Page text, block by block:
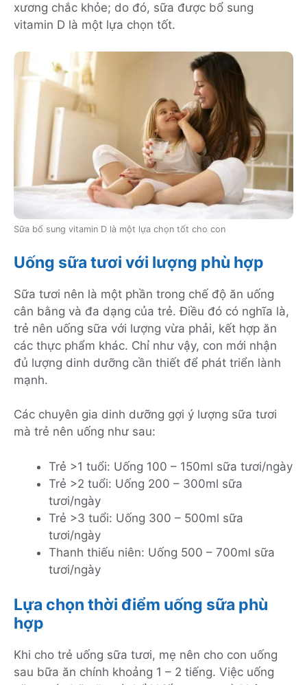
xương chắc khỏe; do đó, sữa được bổ sung
vitamin D là một lựa chọn tốt.
Sữa bổ sung vitamin D là một lựa chọn tốt cho con
Uống sữa tươi với lượng phù hợp
Sữa tươi nên là một phần trong chế độ ăn uống
cân bằng và đa dạng của trẻ. Điều đó có nghĩa là,
trẻ nên uống sữa với lượng vừa phải, kết hợp ăn
các thực phẩm khác. Chỉ như vậy, con mới nhận
đủ lượng dinh dưỡng cần thiết để phát triển lành
mạnh.
Các chuyên gia dinh dưỡng gợi ý lượng sữa tươi
mà trẻ nên uống như sau:
Trẻ >1 tuổi: Uống 100 – 150ml sữa tươi/ngày
Trẻ >2 tuổi: Uống 200 – 300ml sữa
tươi/ngày
Trẻ >3 tuổi: Uống 300 – 500ml sữa
tươi/ngày
Thanh thiếu niên: Uống 500 – 700ml sữa
tươi/ngày
Lựa chọn thời điểm uống sữa phù
hợp
Khi cho trẻ uống sữa tươi, mẹ nên cho con uống
sau bữa ăn chính khoảng 1 – 2 tiếng. Việc uống